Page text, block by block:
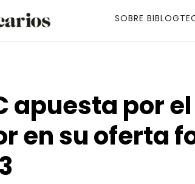
SOBRE
apuesta por
en su oferta